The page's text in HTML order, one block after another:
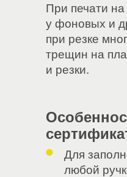
При печати
у фоновых и
при резке
трещин на
и резки.
Для
любой